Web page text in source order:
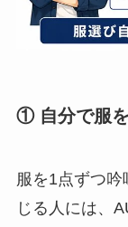
① 自分で服
服を1点ずつ
じる人には、